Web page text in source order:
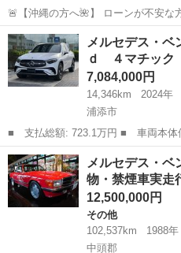
🚨【沖縄の方へ🌺】 ローンが不安な方へ👀 👉実は通る可能性ありま
す🔥 ただし… ❶お問い合わせ ❷審査 ❸車両案内 すべて 👉【下の
URLの
沖縄 那覇市 Ａクラス
メルセデス・
ｄ ４マチック
7,084,000円
14,346km
2024年
浦添市
■ 支払総額: 723.1万円 ■ 車両本体価格： 7,084,000 円 ■ メーカ
ー名： メルセデス・ベンツ ■ 車
名： ＧＬＣ２２０ ｄ ４マチック
ルー フ Ａ...
沖縄 浦添市 ベンツ（メルセ
メルセデス・
物・禁煙車実走
12,500,000円
その他
102,537km
1988年
中頭郡